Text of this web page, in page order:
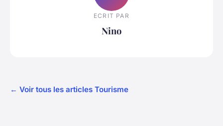
ECRIT PAR
Nino
← Voir tous les articles Tourisme